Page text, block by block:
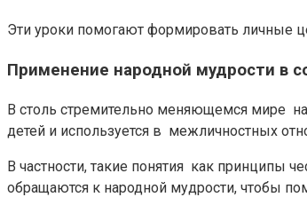
Эти уроки помогают формировать личные
Применение народной мудрости в
В столь стремительно меняющемся мире
детей и используется в межличностных
В частности, такие понятия как принципы
обращаются к народной мудрости, чтобы